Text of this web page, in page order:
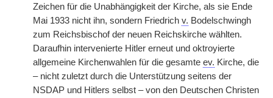
Zeichen für die Unabhängigkeit der Kirche, als sie Ende
Mai 1933 nicht ihn, sondern Friedrich v. Bodelschwingh
zum Reichsbischof der neuen Reichskirche wählten.
Daraufhin intervenierte Hitler erneut und oktroyierte
allgemeine Kirchenwahlen für die gesamte ev. Kirche, die
– nicht zuletzt durch die Unterstützung seitens der
NSDAP und Hitlers selbst – von den Deutschen Christen